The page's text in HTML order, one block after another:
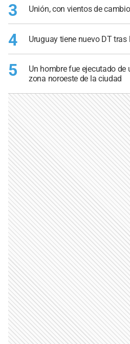
3 Unión, con vientos de
4 Uruguay tiene nuevo DT
5
Un hombre fue ejecutado de
zona noroeste de la ciudad